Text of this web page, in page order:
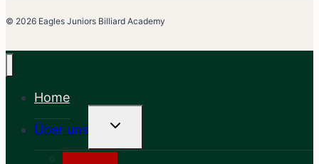
© 2026 Eagles Juniors Billiard Academy
Home
Über uns
Untermenü